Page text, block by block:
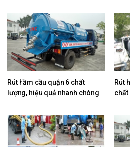
Rút hầm cầu quận 6 chất
lượng, hiệu quả nhanh chóng
Rút
chất